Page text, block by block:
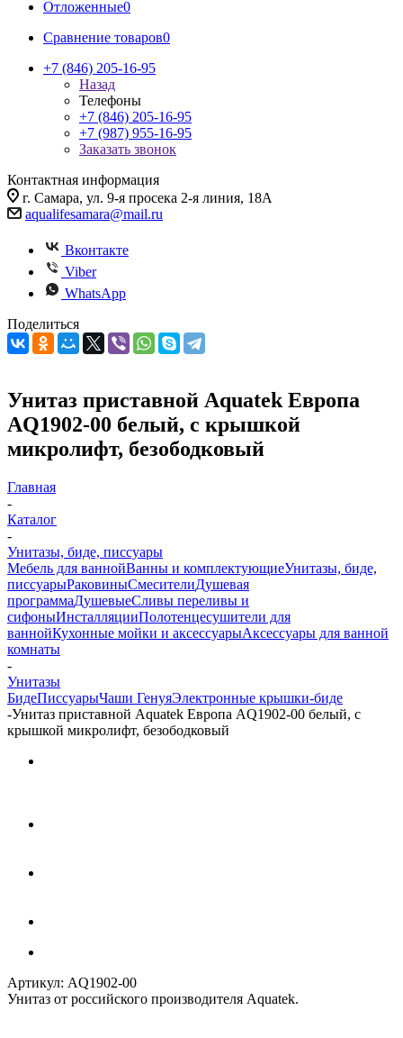
Отложенные0
Сравнение товаров0
+7 (846) 205-16-95
Назад
Телефоны
+7 (846) 205-16-95
+7 (987) 955-16-95
Заказать звонок
Контактная информация
г. Самара, ул. 9-я просека 2-я линия, 18А
aqualifesamara@mail.ru
Вконтакте
Viber
WhatsApp
Поделиться
Унитаз приставной Aquatek Европа
AQ1902-00 белый, с крышкой
микролифт, безободковый
Главная
-
Каталог
-
Унитазы, биде, писсуары
Мебель для ваннойВанны и комплектующиеУнитазы, биде,
писсуарыРаковиныСмесителиДушевая
программаДушевыеСливы переливы и
сифоныИнсталляцииПолотенцесушители для
ваннойКухонные мойки и аксессуарыАксессуары для ванной
комнаты
-
Унитазы
БидеПиссуарыЧаши ГенуяЭлектронные крышки-биде
-Унитаз приставной Aquatek Европа AQ1902-00 белый, с
крышкой микролифт, безободковый
Артикул: AQ1902-00
Унитаз от российского производителя Aquatek.